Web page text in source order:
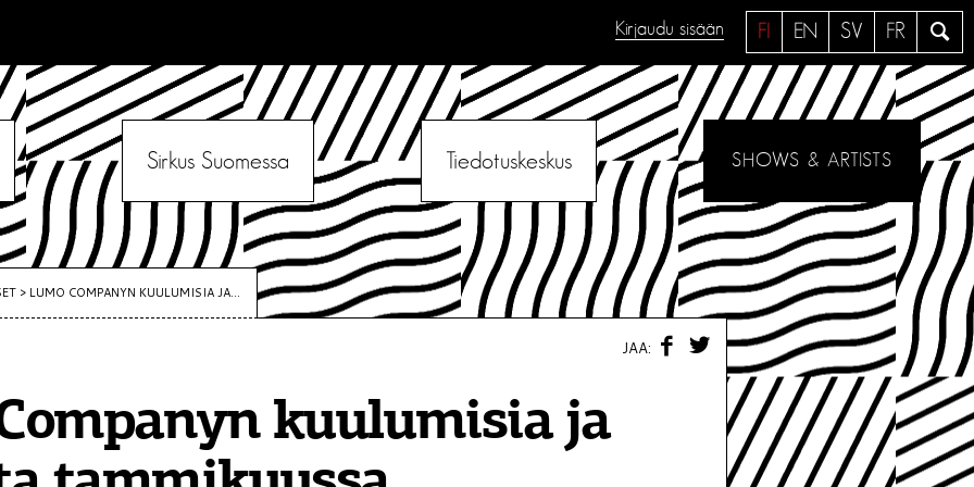
a
e
FI EN SV FR
Kirjaudu sisään
Sirkus Suomessa Tiedotuskeskus SHOWS & ARTISTS
> LUMO COMPANYN KUULUMISIA JA...
kuulumisia ja
JAA:
F
W